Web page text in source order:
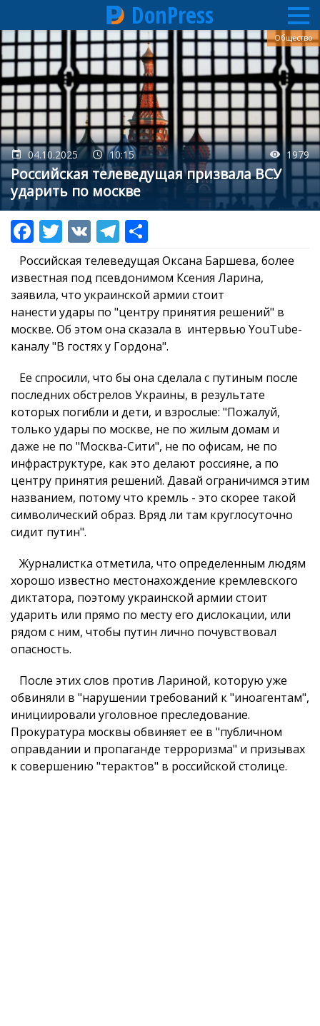
Перейти
к
основному
содержанию
DonPress
04.10.2025 10:15 1979
Российская телеведущая призвала ВСУ
ударить по москве
Общество
Российская телеведущая Оксана Баршева, более
известная под псевдонимом Ксения Ларина,
заявила, что украинской армии стоит
нанести удары по "центру принятия решений" в
москве. Об этом она сказала в интервью YouTube-
каналу "В гостях у Гордона".
Ее спросили, что бы она сделала с путиным после
последних обстрелов Украины, в результате
которых погибли и дети, и взрослые: "Пожалуй,
только удары по москве, не по жилым домам и
даже не по "Москва-Сити", не по офисам, не по
инфраструктуре, как это делают россияне, а по
центру принятия решений. Давай ограничимся этим
названием, потому что кремль - это скорее такой
символический образ. Вряд ли там круглосуточно
сидит путин".
Журналистка отметила, что определенным людям
хорошо известно местонахождение кремлевского
диктатора, поэтому украинской армии стоит
ударить или прямо по месту его дислокации, или
рядом с ним, чтобы путин лично почувствовал
опасность.
После этих слов против Лариной, которую уже
обвиняли в "нарушении требований к "иноагентам",
инициировали уголовное преследование.
Прокуратура москвы обвиняет ее в "публичном
оправдании и пропаганде терроризма" и призывах
к совершению "терактов" в российской столице.